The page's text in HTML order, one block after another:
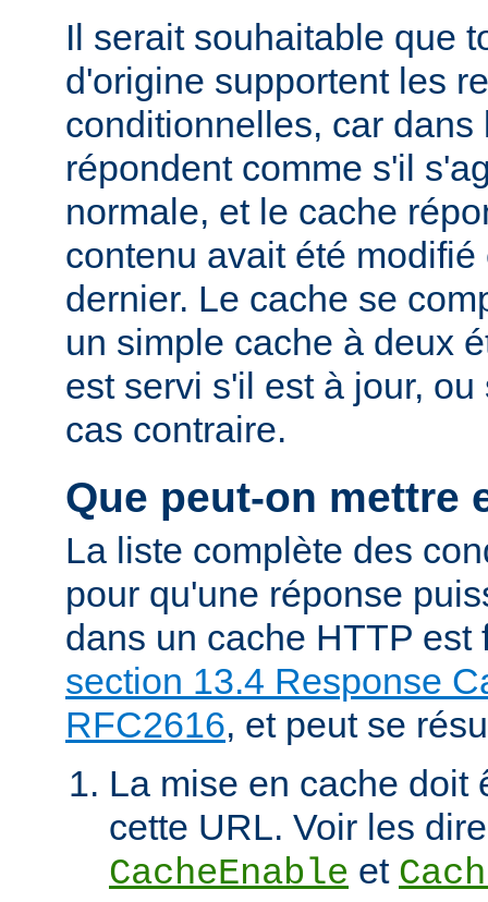
Il serait souhaitable que
d'origine supportent les
conditionnelles, car
répondent comme s'il
normale, et le cache
contenu avait été
dernier. Le cache se
un simple cache à deux
est servi s'il est à jour,
cas contraire.
Que peut-on mettre
La liste complète des
pour qu'une réponse
dans un cache HTTP est
section 13.4 Response
RFC2616, et peut se
La mise en cache doit
cette URL. Voir les
CacheEnable et